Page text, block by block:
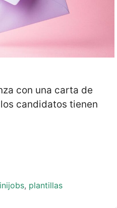
con una carta de
candidatos tienen
, plantillas